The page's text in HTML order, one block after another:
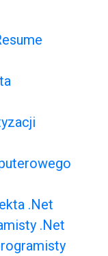
.Net
.Net